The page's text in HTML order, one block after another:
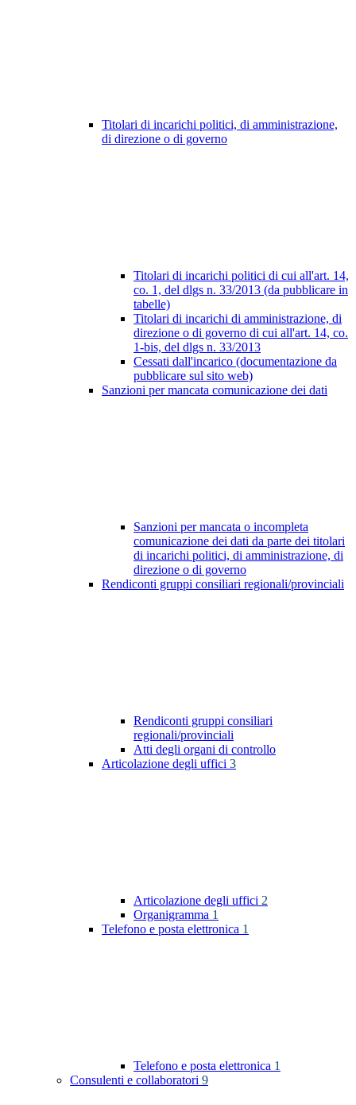
Titolari di incarichi politici, di amministrazione,
di direzione o di governo
Titolari di incarichi politici di cui all'art. 14,
co. 1, del dlgs n. 33/2013 (da pubblicare in
tabelle)
Titolari di incarichi di amministrazione, di
direzione o di governo di cui all'art. 14, co.
1-bis, del dlgs n. 33/2013
Cessati dall'incarico (documentazione da
pubblicare sul sito web)
Sanzioni per mancata comunicazione dei dati
Sanzioni per mancata o incompleta
comunicazione dei dati da parte dei titolari
di incarichi politici, di amministrazione, di
direzione o di governo
Rendiconti gruppi consiliari regionali/provinciali
Rendiconti gruppi consiliari
regionali/provinciali
Atti degli organi di controllo
Articolazione degli uffici 3
Articolazione degli uffici 2
Organigramma 1
Telefono e posta elettronica 1
Telefono e posta elettronica 1
Consulenti e collaboratori 9